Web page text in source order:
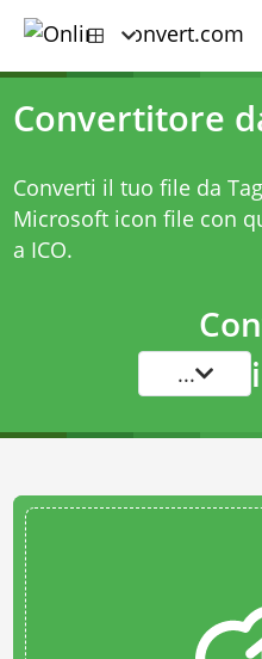
Convertitore
Converti il tuo file da
Microsoft icon file con
a ICO.
...